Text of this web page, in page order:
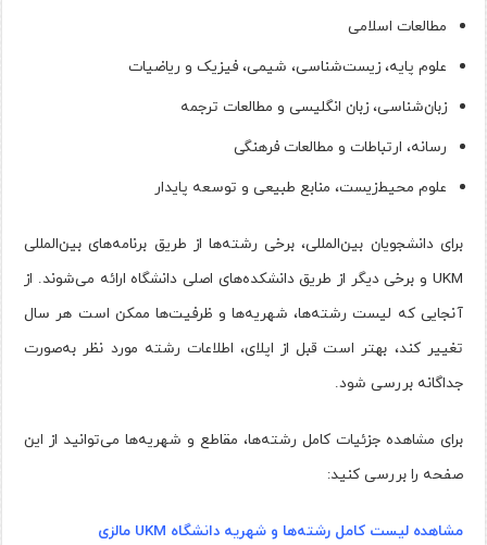
مطالعات اسلامی
علوم پایه، زیست‌شناسی، شیمی، فیزیک و ریاضیات
زبان‌شناسی، زبان انگلیسی و مطالعات ترجمه
رسانه، ارتباطات و مطالعات فرهنگی
علوم محیط‌زیست، منابع طبیعی و توسعه پایدار
برای دانشجویان بین‌المللی، برخی رشته‌ها از طریق برنامه‌های بین‌المللی
UKM و برخی دیگر از طریق دانشکده‌های اصلی دانشگاه ارائه می‌شوند. از
آنجایی که لیست رشته‌ها، شهریه‌ها و ظرفیت‌ها ممکن است هر سال
تغییر کند، بهتر است قبل از اپلای، اطلاعات رشته مورد نظر به‌صورت
جداگانه بررسی شود.
برای مشاهده جزئیات کامل رشته‌ها، مقاطع و شهریه‌ها می‌توانید از این
صفحه را بررسی کنید:
مشاهده لیست کامل رشته‌ها و شهریه دانشگاه UKM مالزی